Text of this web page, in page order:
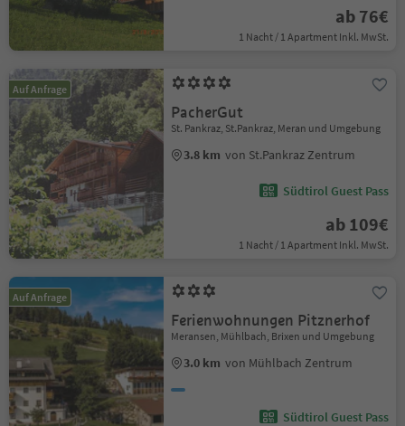
ab 76€
1 Nacht / 1 Apartment Inkl. MwSt.
Auf Anfrage
PacherGut
St. Pankraz, St.Pankraz, Meran und Umgebung
3.8 km von St.Pankraz Zentrum
Südtirol Guest Pass
ab 109€
1 Nacht / 1 Apartment Inkl. MwSt.
Auf Anfrage
Ferienwohnungen Pitznerhof
Meransen, Mühlbach, Brixen und Umgebung
3.0 km von Mühlbach Zentrum
Südtirol Guest Pass